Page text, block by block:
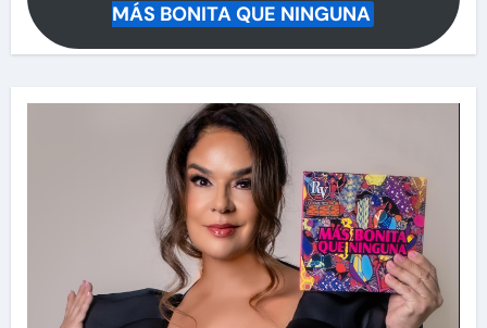
MÁS BONITA QUE NINGUNA